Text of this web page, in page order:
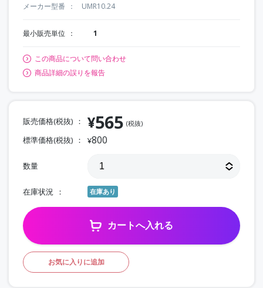
メーカー型番
UMR10.24
最小販売単位 1
この商品について問い合わせ
商品詳細の誤りを報告
販売価格(税抜) ¥565 (税抜)
標準価格(税抜) ¥800
数量
在庫状況 在庫あり
カートへ入れる
お気に入りに追加